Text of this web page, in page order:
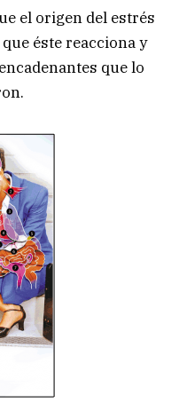
el origen del estrés
éste reacciona y
que lo